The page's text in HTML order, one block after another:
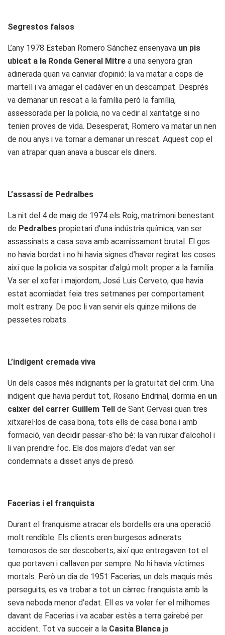
Segrestos falsos
L’any 1978 Esteban Romero Sánchez ensenyava un pis
ubicat a la Ronda General Mitre a una senyora gran
adinerada quan va canviar d’opinió: la va matar a cops de
martell i va amagar el cadàver en un descampat. Després
va demanar un rescat a la família però la família,
assessorada per la policia, no va cedir al xantatge si no
tenien proves de vida. Desesperat, Romero va matar un nen
de nou anys i va tornar a demanar un rescat. Aquest cop el
van atrapar quan anava a buscar els diners.
L’assassí de Pedralbes
La nit del 4 de maig de 1974 els Roig, matrimoni benestant
de Pedralbes propietari d’una indústria química, van ser
assassinats a casa seva amb acarnissament brutal. El gos
no havia bordat i no hi havia signes d’haver regirat les coses
així que la policia va sospitar d’algú molt proper a la família.
Va ser el xofer i majordom, José Luis Cerveto, que havia
estat acomiadat feia tres setmanes per comportament
molt estrany. De poc li van servir els quinze milions de
pessetes robats.
L’indigent cremada viva
Un dels casos més indignants per la gratuïtat del crim. Una
indigent que havia perdut tot, Rosario Endrinal, dormia en un
caixer del carrer Guillem Tell
de Sant Gervasi quan tres
xitxarel·los de casa bona, tots ells de casa bona i amb
formació, van decidir passar-s’ho bé: la van ruixar d’alcohol i
li van prendre foc. Els dos majors d’edat van ser
condemnats a disset anys de presó.
Facerias i el franquista
Durant el franquisme atracar els bordells era una operació
molt rendible. Els clients eren burgesos adinerats
temorosos de ser descoberts, així que entregaven tot el
que portaven i callaven per sempre. No hi havia víctimes
mortals. Però un dia de 1951 Facerias, un dels maquis més
perseguits, es va trobar a tot un càrrec franquista amb la
seva neboda menor d’edat. Ell es va voler fer el milhomes
davant de Facerias i va acabar estès a terra gairebé per
accident. Tot va succeir a la Casita Blanca ja